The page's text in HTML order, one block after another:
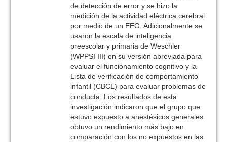
de detección de error y se hizo la
medición de la actividad eléctrica cerebral
por medio de un EEG. Adicionalmente se
usaron la escala de inteligencia
preescolar y primaria de Weschler
(WPPSI III) en su versión abreviada para
evaluar el funcionamiento cognitivo y la
Lista de verificación de comportamiento
infantil (CBCL) para evaluar problemas de
conducta. Los resultados de esta
investigación indicaron que el grupo que
estuvo expuesto a anestésicos generales
obtuvo un rendimiento más bajo en
comparación con los no expuestos en las